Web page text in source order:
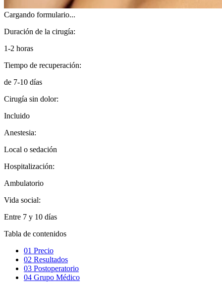
Cargando formulario...
Duración de la cirugía:
1-2 horas
Tiempo de recuperación:
de 7-10 días
Cirugía sin dolor:
Incluido
Anestesia:
Local o sedación
Hospitalización:
Ambulatorio
Vida social:
Entre 7 y 10 días
Tabla de contenidos
01 Precio
02 Resultados
03 Postoperatorio
04 Grupo Médico